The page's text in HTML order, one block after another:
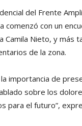
del Frente
con un
Camila Nieto, y más
de la zona.
importancia de
sobre los
para el futuro”,